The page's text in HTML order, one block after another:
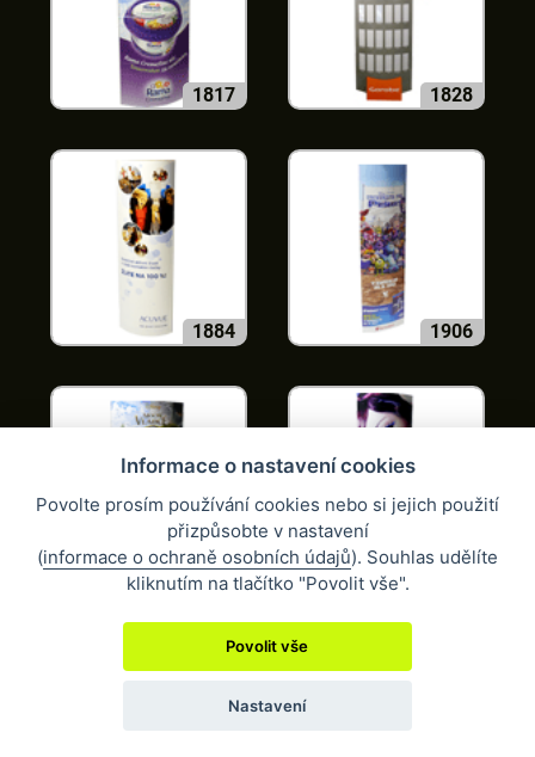
1817 1828
1884 1906
1913 1917
Informace o nastavení cookies
Povolte prosím používání cookies nebo si jejich použití
přizpůsobte v nastavení
(informace o ochraně osobních údajů). Souhlas udělíte
kliknutím na tlačítko "Povolit vše".
Povolit vše
Nastavení